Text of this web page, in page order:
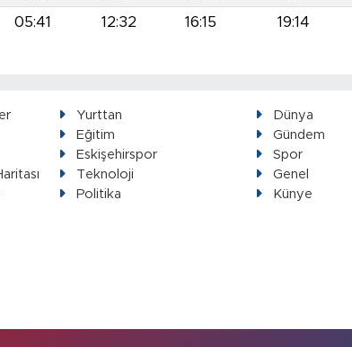
05:41 12:32 16:15 19:14
Yurttan
Dünya
Eğitim
Gündem
Eskişehirspor
Spor
Teknoloji
Genel
Politika
Künye